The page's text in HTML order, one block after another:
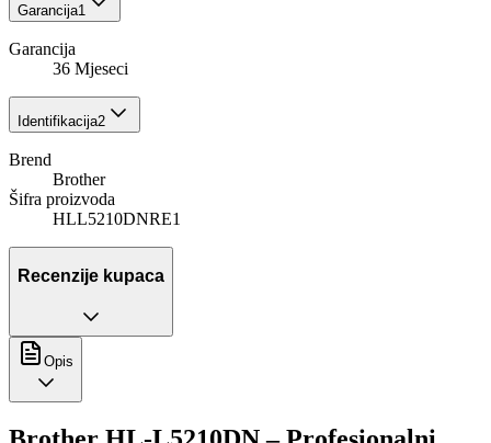
Garancija1
Garancija
36 Mjeseci
Identifikacija2
Brend
Brother
Šifra proizvoda
HLL5210DNRE1
Recenzije kupaca
Opis